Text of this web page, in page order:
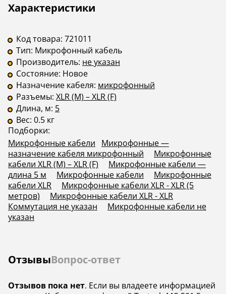
Описание
Характеристики
Инструкции
Код товара: 721011
Тип: Микрофонный кабель
Производитель: не указан
Состояние: Новое
Назначение кабеля: микрофонный
Разъемы: XLR (M) – XLR (F)
Длина, м: 5
Вес: 0.5 кг
Подборки:
Микрофонные кабели
Микрофонные —
назначение кабеля микрофонный
Микрофонные
кабели XLR (M) – XLR (F)
Микрофонные кабели —
длина 5 м
Микрофонные кабели
Микрофонные
кабели XLR
Микрофонные кабели XLR - XLR (5
метров)
Микрофонные кабели XLR - XLR
Коммутация не указан
Микрофонные кабели не
указан
ОтзывыВопрос-ответ
Отзывов пока нет. Если вы владеете информацией